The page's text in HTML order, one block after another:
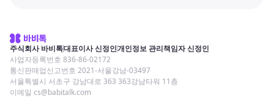
주식회사 바비톡대표이사 신정인개인정보 관리책임자 신정인
사업자등록번호 836-86-02172
통신판매업신고번호 2021-서울강남-03497
서울특별시 서초구 강남대로 363 363강남타워 11층
이메일 cs@babitalk.com